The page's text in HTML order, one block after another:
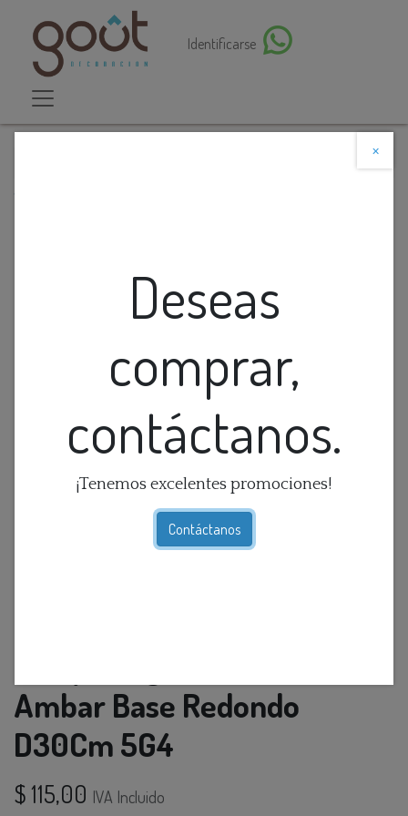
Identificarse
×
Deseas
comprar,
contáctanos.
¡Tenemos excelentes promociones!
Contáctanos
Ambar Base Redondo
D30Cm 5G4
$ 115,00 IVA Incluido